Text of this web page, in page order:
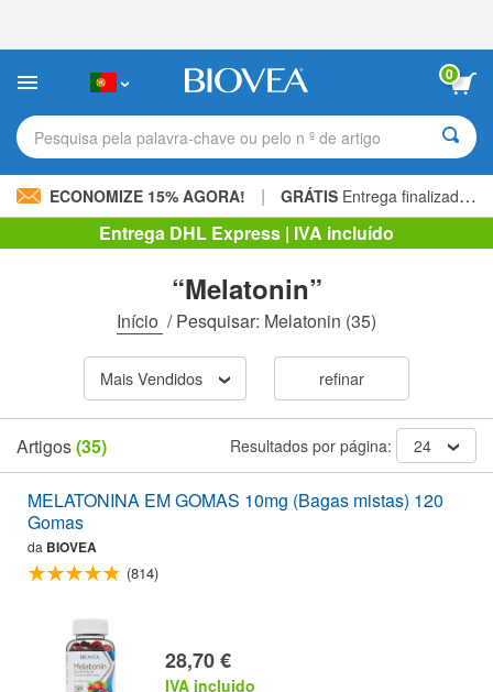
site
um
de
acessibilidade.
0
Pesquisa pela palavra-chave ou pelo n º de artigo
ECONOMIZE 15% AGORA! | GRÁTIS Entrega finalizada 60,00 € »
Entrega DHL Express | IVA incluído
“Melatonin”
Início /Pesquisar: Melatonin (35)
Mais Vendidos refinar
Artigos(35) Resultados por página: 24
MELATONINA EM GOMAS 10mg (Bagas mistas) 120
Gomas
da BIOVEA
(814)
28,70 €
IVA incluido